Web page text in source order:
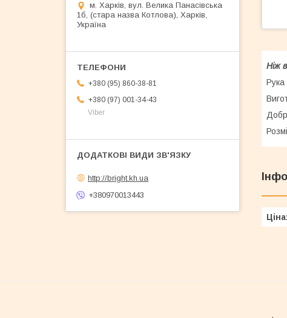
Ніж
Рука
Ціна:
м. Харків, вул. Велика Панасівська
1б, (стара назва Котлова), Харків,
Україна
+380 (95) 860-38-81
+380 (97) 001-34-43
Viber
http://bright.kh.ua
+380970013443